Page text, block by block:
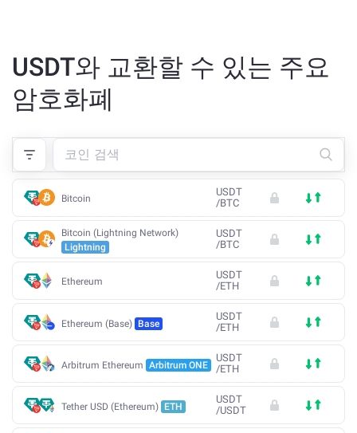
USDT와 교환할 수 있는 주요
암호화폐
Bitcoin
USDT
/BTC
Bitcoin (Lightning Network)
Lightning
USDT
/BTC
Ethereum
USDT
/ETH
Ethereum (Base) Base
USDT
/ETH
Arbitrum Ethereum Arbitrum ONE
USDT
/ETH
Tether USD (Ethereum) ETH
USDT
/USDT